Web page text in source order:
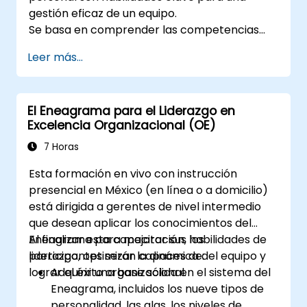
gestión eficaz de un equipo.
Se basa en comprender las competencias
expectativas y, al mismo tiempo, confiar y
delegar responsabilidad. Realice revisiones
periódicas del progreso y ofrezca
retroalimentación constructiva para poder
motivar al personal:
Reconozca los logros: El reconocimiento
fortalece la motivación para seguir
trabajando.
El involucrar a los empleados en los procesos
de toma de decisiones les da la sensación de
un rol importante en la empresa. La cultura
organizacional que promueve el respeto, el
apoyo y el equilibrio entre el trabajo y la vida
privada motiva al personal para obtener
Leer más...
El Eneagrama para el Liderazgo en
Excelencia Organizacional (OE)
7 Horas
Esta formación en vivo con instrucción
presencial en México (en línea o a domicilio)
está dirigida a gerentes de nivel intermedio
que desean aplicar los conocimientos del
Eneagrama para mejorar sus habilidades de
liderazgo, optimizar la dinámica del equipo y
lograr el éxito organizacional.
Al finalizar esta capacitación, los
participantes serán capaces de:
Adquirir una base sólida en el sistema del
Eneagrama, incluidos los nueve tipos de